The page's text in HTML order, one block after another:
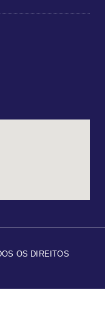
OS DIREITOS